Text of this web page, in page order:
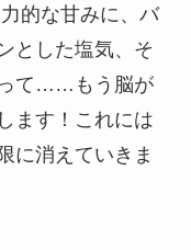
的な甘みに、バ
とした塩気、そ
って……もう脳が
ます！これには
に消えていきま